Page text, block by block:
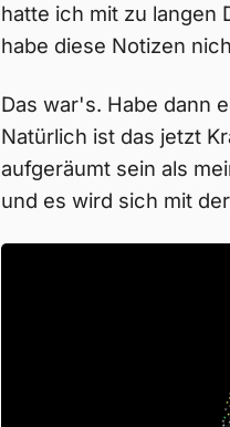
hatte ich mit zu langen
habe diese Notizen
Das war's. Habe dann
Natürlich ist das jetzt
aufgeräumt sein als
und es wird sich mit